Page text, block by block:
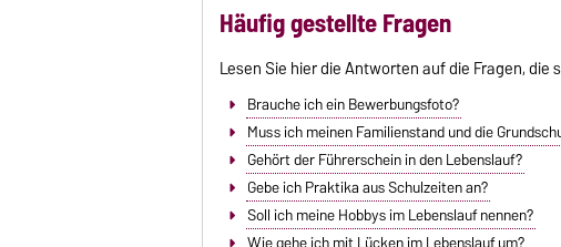
Häufig gestellte Fragen
Lesen Sie hier die Antworten auf die Fragen,
Brauche ich ein Bewerbungsfoto?
Muss ich meinen Familienstand und die
Gehört der Führerschein in den Lebenslauf?
Gebe ich Praktika aus Schulzeiten an?
Soll ich meine Hobbys im Lebenslauf nennen?